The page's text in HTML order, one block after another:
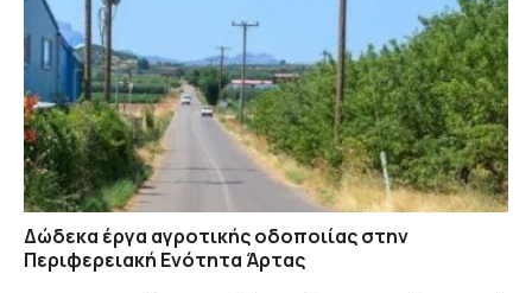
Δώδεκα έργα αγροτικής οδοποιίας στην
Περιφερειακή Ενότητα Άρτας